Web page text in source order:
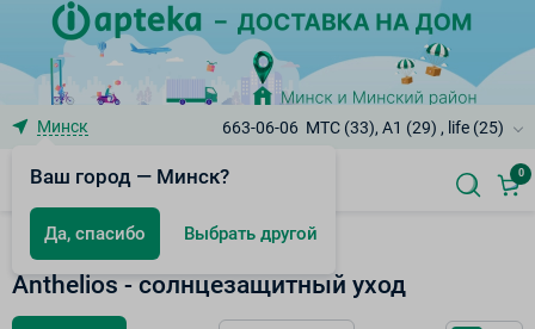
Минск
Ваш город — Минск?
Да, спасибо Выбрать другой
663-06-06 МТС (33), A1 (29) , life (25)
0
La Roche-Posay
Anthelios - солнцезащитный уход